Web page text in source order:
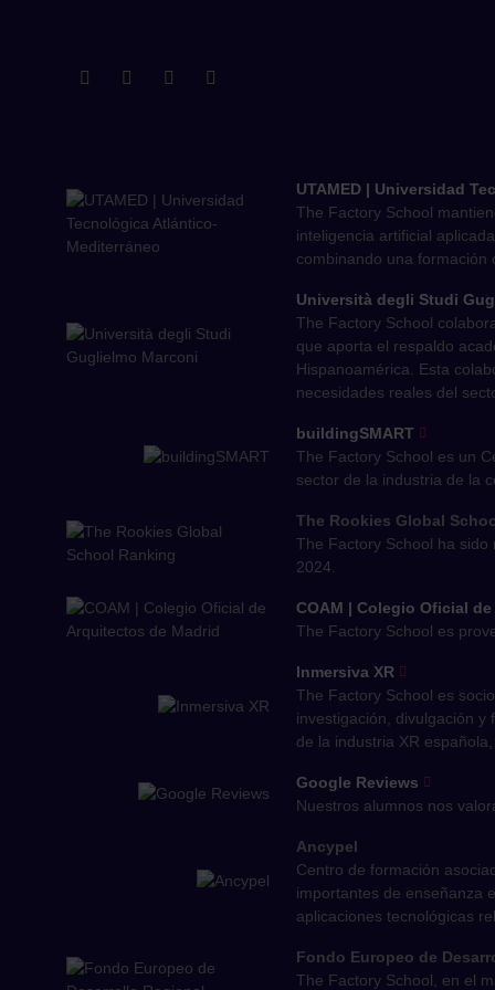
UTAMED | Universidad
The Factory School
inteligencia artificial
combinando una formación
Università degli Studi
The Factory School
que aporta el respaldo
Hispanoamérica. Esta
necesidades reales del
buildingSMART
The Factory School es un
sector de la industria de la
The Rookies Global
The Factory School ha sido
2024.
COAM | Colegio Oficial
The Factory School es
Inmersiva XR
The Factory School es
investigación, divulgación y
de la industria XR
Google Reviews
Nuestros alumnos nos
Ancypel
Centro de formación
importantes de enseñanza
aplicaciones tecnológicas
Fondo Europeo de
The Factory School, en el